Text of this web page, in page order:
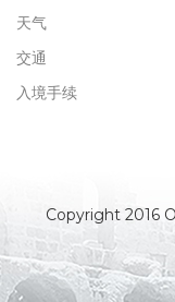
天气
交通
入境手续
Copyright 2016